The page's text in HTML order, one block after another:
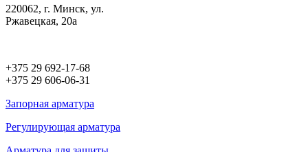
220062, г. Минск, ул.
Ржавецкая, 20а
+375 29 692-17-68
+375 29 606-06-31
Запорная арматура
Регулирующая арматура